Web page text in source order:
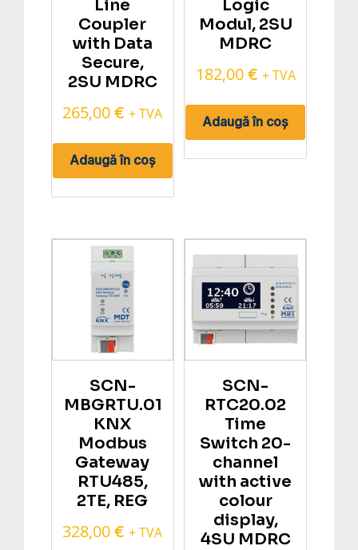
Line
Coupler
with Data
Secure,
2SU MDRC
265,00€ + TVA
Adaugă în coș
Logic
Modul, 2SU
MDRC
182,00 € + TVA
Adaugă în coș
SCN-
MBGRTU.01
KNX
Modbus
Gateway
RTU485,
2TE, REG
328,00€ + TVA
SCN-
RTC20.02
Time
Switch 20-
channel
with active
colour
display,
4SU MDRC